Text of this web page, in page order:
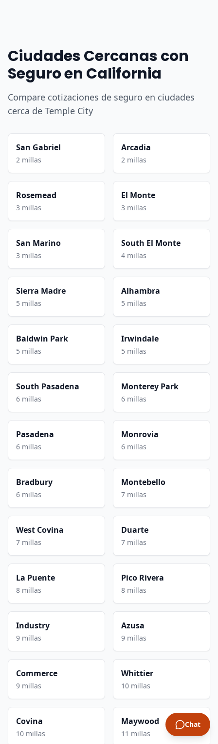
Ciudades Cercanas con
Seguro en California
Compare cotizaciones de seguro en ciudades
cerca de Temple City
San Gabriel
2 millas
Arcadia
2 millas
Rosemead
3 millas
El Monte
3 millas
San Marino
3 millas
South El Monte
4 millas
Sierra Madre
5 millas
Alhambra
5 millas
Baldwin Park
5 millas
Irwindale
5 millas
South Pasadena
6 millas
Monterey Park
6 millas
Pasadena
6 millas
Monrovia
6 millas
Bradbury
6 millas
Montebello
7 millas
West Covina
7 millas
Duarte
7 millas
La Puente
8 millas
Pico Rivera
8 millas
Industry
9 millas
Azusa
9 millas
Commerce
9 millas
Whittier
10 millas
Covina
10 millas
Maywood
11 millas
Chat